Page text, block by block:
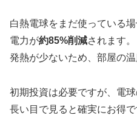
白熱電球をまだ使っている
電力が約85%削減されます
発熱が少ないため、部屋の
初期投資は必要ですが、電
長い目で見ると確実にお得で